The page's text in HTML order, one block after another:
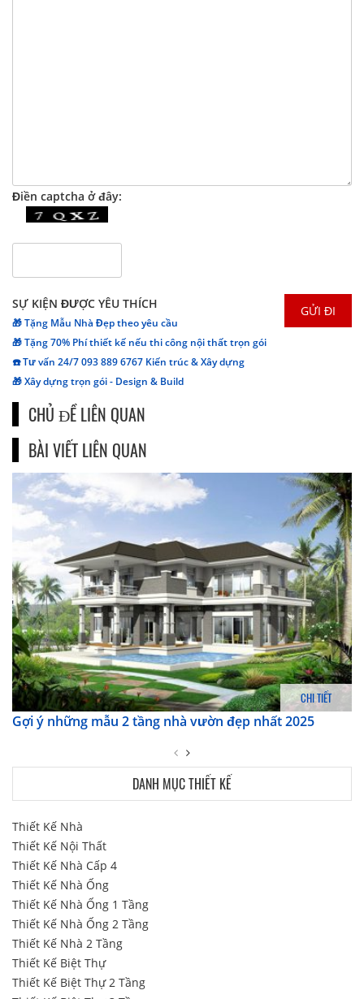
Điền captcha ở đây:
SỰ KIỆN ĐƯỢC YÊU THÍCH
🎁 Tặng Mẫu Nhà Đẹp theo yêu cầu
🎁 Tặng 70% Phí thiết kế nếu thi công nội thất trọn gói
☎️ Tư vấn 24/7 093 889 6767 Kiến trúc & Xây dựng
🎁 Xây dựng trọn gói - Design & Build
CHỦ ĐỀ LIÊN QUAN
BÀI VIẾT LIÊN QUAN
CHI TIẾT
Gợi ý những mẫu 2 tầng nhà vườn đẹp nhất 2025
DANH MỤC THIẾT KẾ
Thiết Kế Nhà
Thiết Kế Nội Thất
Thiết Kế Nhà Cấp 4
Thiết Kế Nhà Ống
Thiết Kế Nhà Ống 1 Tầng
Thiết Kế Nhà Ống 2 Tầng
Thiết Kế Nhà 2 Tầng
Thiết Kế Biệt Thự
Thiết Kế Biệt Thự 2 Tầng